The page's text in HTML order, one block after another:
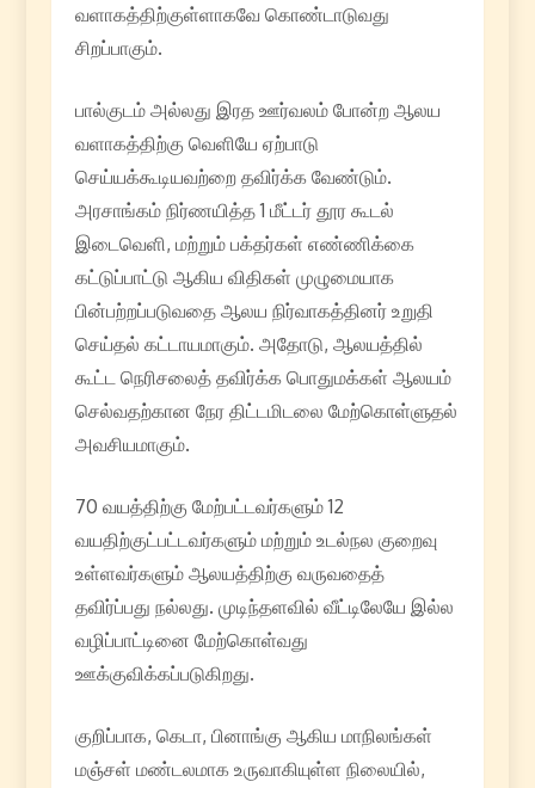
வளாகத்திற்குள்ளாகவே கொண்டாடுவது
சிறப்பாகும்.
பால்குடம் அல்லது இரத ஊர்வலம் போன்ற ஆலய
வளாகத்திற்கு வெளியே ஏற்பாடு
செய்யக்கூடியவற்றை தவிர்க்க வேண்டும்.
அரசாங்கம் நிர்ணயித்த 1 மீட்டர் தூர கூடல்
இடைவெளி, மற்றும் பக்தர்கள் எண்ணிக்கை
கட்டுப்பாட்டு ஆகிய விதிகள் முழுமையாக
பின்பற்றப்படுவதை ஆலய நிர்வாகத்தினர் உறுதி
செய்தல் கட்டாயமாகும். அதோடு, ஆலயத்தில்
கூட்ட நெரிசலைத் தவிர்க்க பொதுமக்கள் ஆலயம்
செல்வதற்கான நேர திட்டமிடலை மேற்கொள்ளுதல்
அவசியமாகும்.
70 வயத்திற்கு மேற்பட்டவர்களும் 12
வயதிற்குட்பட்டவர்களும் மற்றும் உடல்நல குறைவு
உள்ளவர்களும் ஆலயத்திற்கு வருவதைத்
தவிர்ப்பது நல்லது. முடிந்தளவில் வீட்டிலேயே இல்ல
வழிப்பாட்டினை மேற்கொள்வது
ஊக்குவிக்கப்படுகிறது.
குறிப்பாக, கெடா, பினாங்கு ஆகிய மாநிலங்கள்
மஞ்சள் மண்டலமாக உருவாகியுள்ள நிலையில்,